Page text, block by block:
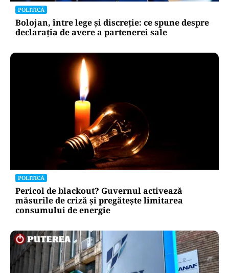
POLITICĂ
Bolojan, între lege și discreție: ce spune despre
declarația de avere a partenerei sale
POLITICĂ
Pericol de blackout? Guvernul activează
măsurile de criză și pregătește limitarea
consumului de energie